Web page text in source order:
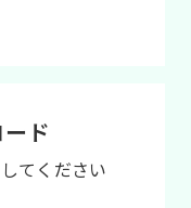
ド
てください